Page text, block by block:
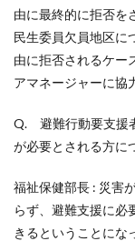
由に最終的に拒否を
民生委員欠員地区に
由に拒否されるケー
アマネージャーに協
Q. 避難行動要支援
が必要とされる方に
福祉保健部長 : 災害
らず、避難支援に必
きるということにな